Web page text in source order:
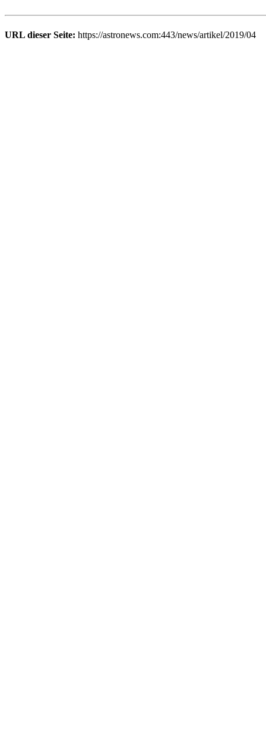
URL dieser Seite: https://astronews.com:443/news/artikel/2019/04